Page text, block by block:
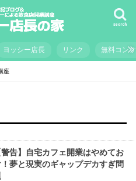
search
ヨッシー店長 リンク 無料コン
座
警告】自宅カフェ開業はやめてお
！夢と現実のギャップデカすぎ問